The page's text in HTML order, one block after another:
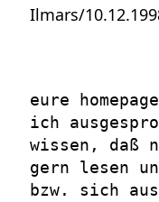
Ilmars/
eure
ich
wissen, daß
gern lesen
bzw. sich